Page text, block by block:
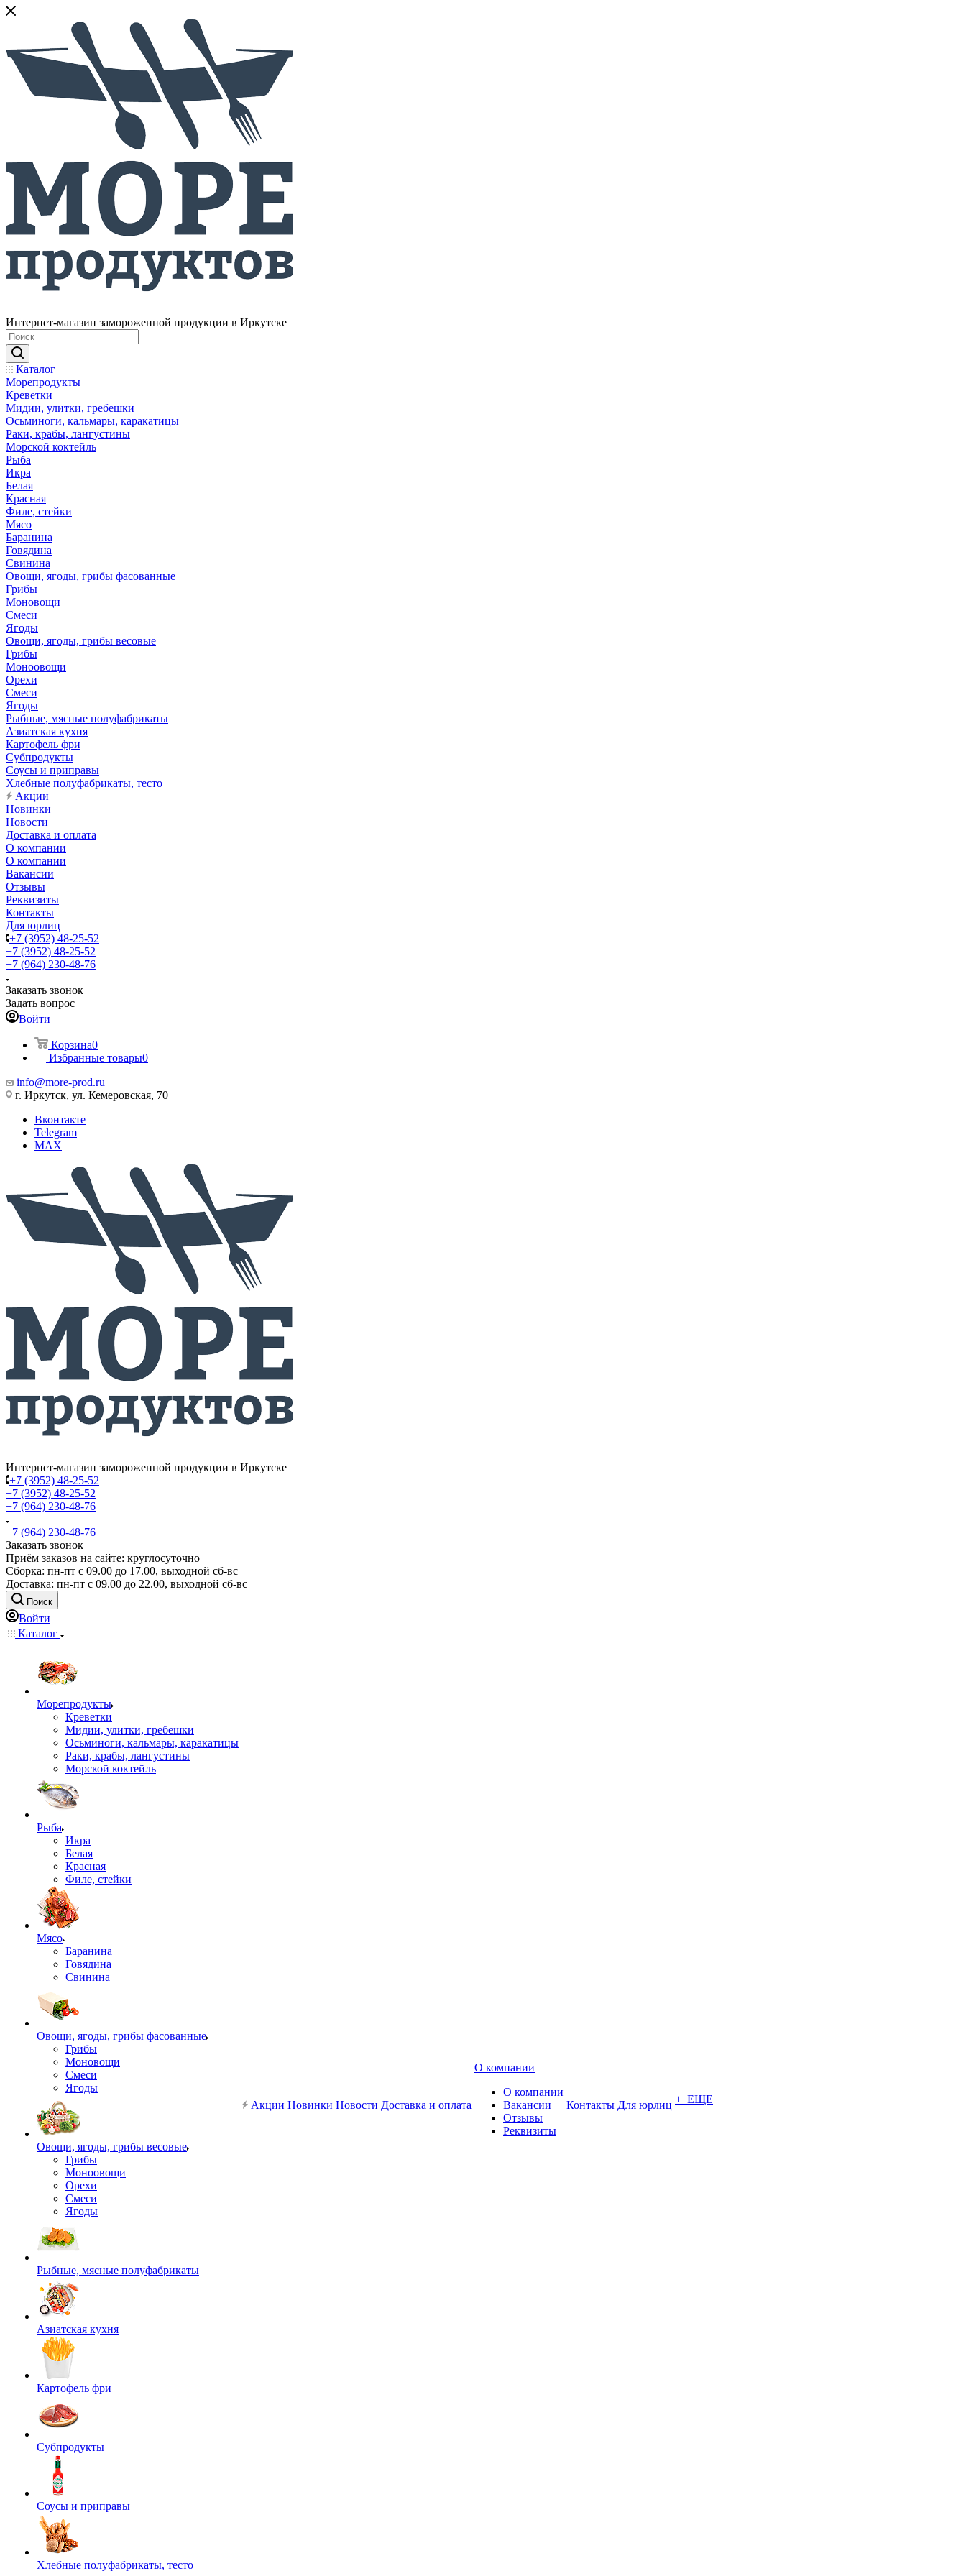
Интернет-магазин замороженной продукции в Иркутске
Каталог
Морепродукты
Креветки
Мидии, улитки, гребешки
Осьминоги, кальмары, каракатицы
Раки, крабы, лангустины
Морской коктейль
Рыба
Икра
Белая
Красная
Филе, стейки
Мясо
Баранина
Говядина
Свинина
Овощи, ягоды, грибы фасованные
Грибы
Моновощи
Смеси
Ягоды
Овощи, ягоды, грибы весовые
Грибы
Моноовощи
Орехи
Смеси
Ягоды
Рыбные, мясные полуфабрикаты
Азиатская кухня
Картофель фри
Субпродукты
Соусы и приправы
Хлебные полуфабрикаты, тесто
Акции
Новинки
Новости
Доставка и оплата
О компании
О компании
Вакансии
Отзывы
Реквизиты
Контакты
Для юрлиц
+7 (3952) 48-25-52
+7 (3952) 48-25-52
+7 (964) 230-48-76
Заказать звонок
Задать вопрос
Войти
Корзина0
Избранные товары0
info@more-prod.ru
г. Иркутск, ул. Кемеровская, 70
Вконтакте
Telegram
MAX
Интернет-магазин замороженной продукции в Иркутске
+7 (3952) 48-25-52
+7 (3952) 48-25-52
+7 (964) 230-48-76
+7 (964) 230-48-76
Заказать звонок
Приём заказов на сайте: круглосуточно
Сборка: пн-пт с 09.00 до 17.00, выходной сб-вс
Доставка: пн-пт с 09.00 до 22.00, выходной сб-вс
Поиск
Войти
Каталог
Морепродукты
Креветки
Мидии, улитки, гребешки
Осьминоги, кальмары, каракатицы
Раки, крабы, лангустины
Морской коктейль
Рыба
Икра
Белая
Красная
Филе, стейки
Мясо
Баранина
Говядина
Свинина
Овощи, ягоды, грибы фасованные
Грибы
Моновощи
Смеси
Ягоды
Овощи, ягоды, грибы весовые
Грибы
Моноовощи
Орехи
Смеси
Ягоды
Рыбные, мясные полуфабрикаты
Азиатская кухня
Картофель фри
Субпродукты
Соусы и приправы
Хлебные полуфабрикаты, тесто
Акции Новинки Новости Доставка и оплата
О компании
О компании
Вакансии
Отзывы
Реквизиты
Контакты Для юрлиц + ЕЩЕ